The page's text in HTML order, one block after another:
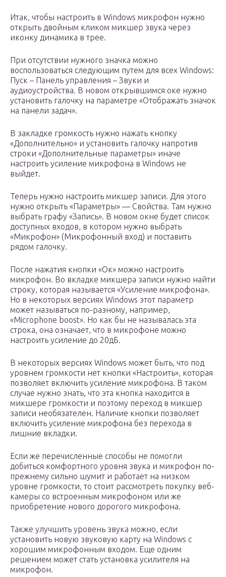
Итак, чтобы настроить в Windows микрофон нужно
открыть двойным кликом микшер звука через
иконку динамика в трее.
При отсутствии нужного значка можно
воспользоваться следующим путем для всех Windows:
Пуск – Панель управления – Звуки и
аудиоустройства. В новом открывшимся оке нужно
установить галочку на параметре «Отображать значок
на панели задач».
В закладке громкость нужно нажать кнопку
«Дополнительно» и установить галочку напротив
строки «Дополнительные параметры» иначе
настроить усиление микрофона в Windows не
выйдет.
Теперь нужно настроить микшер записи. Для этого
нужно открыть «Параметры» — Свойства. Там нужно
выбрать графу «Запись». В новом окне будет список
доступных входов, в котором нужно выбрать
«Микрофон» (Микрофонный вход) и поставить
рядом галочку.
После нажатия кнопки «Ок» можно настроить
микрофон. Во вкладке микшера записи нужно найти
строку, которая называется «Усиление микрофона».
Но в некоторых версиях Windows этот параметр
может называться по-разному, например,
«Microphone boost». Но как бы не называлась эта
строка, она означает, что в микрофоне можно
настроить усиление до 20дБ.
В некоторых версиях Windows может быть, что под
уровнем громкости нет кнопки «Настроить», которая
позволяет включить усиление микрофона. В таком
случае нужно знать, что эта кнопка находится в
микшере громкости и поэтому переход в микшер
записи необязателен. Наличие кнопки позволяет
включить усиление микрофона без перехода в
лишние вкладки.
Если же перечисленные способы не помогли
добиться комфортного уровня звука и микрофон по-
прежнему сильно шумит и работает на низком
уровне громкости, то стоит рассмотреть покупку веб-
камеры со встроенным микрофоном или же
приобретение нового дорогого микрофона.
Также улучшить уровень звука можно, если
установить новую звуковую карту на Windows с
хорошим микрофонным входом. Еще одним
решением может стать установка усилителя на
микрофон.